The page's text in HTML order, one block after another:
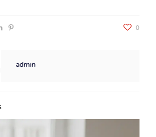
0
admin